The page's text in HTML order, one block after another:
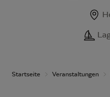
Startseite Veranstaltungen